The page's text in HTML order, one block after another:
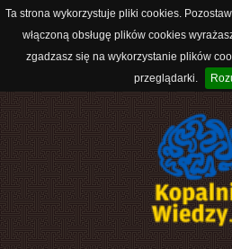
Ta strona wykorzystuje pliki cookies.
włączoną obsługę plików cookies
zgadzasz się na wykorzystanie plików
przeglądarki.